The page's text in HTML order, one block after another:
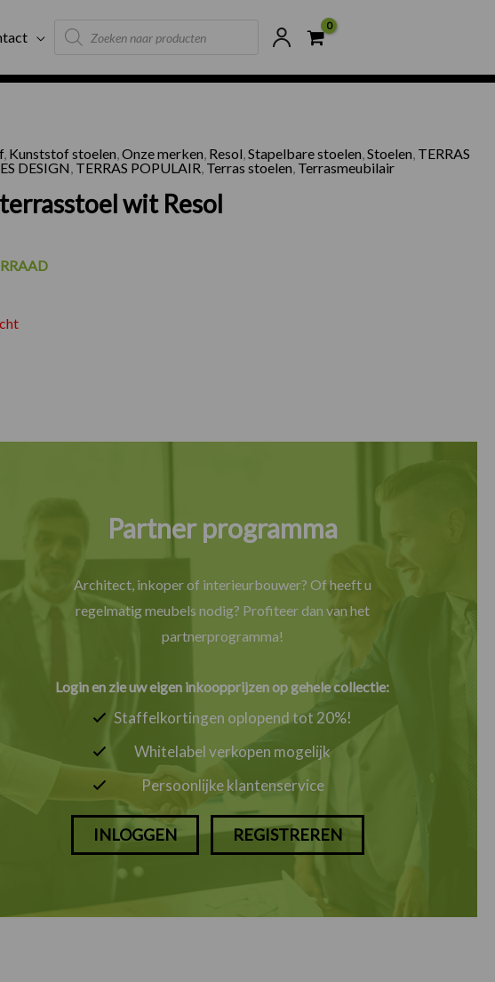
Products
search
Externe voorraad Scherpste prijzen van NL
, Kunststof stoelen,Onze merken, Resol,Stapelbare stoelen,Stoelen, TERRAS
DESIGN, TERRAS POPULAIR, Terras stoelen, Terrasmeubilair
wit Resol
Partner programma
Architect, inkoper of interieurbouwer? Of heeft u
regelmatig meubels nodig? Profiteer dan van het
partnerprogramma!
Login en zie uw eigen inkoopprijzen op gehele collectie:
Staffelkortingen oplopend tot 20%!
Whitelabel verkopen mogelijk
Persoonlijke klantenservice
INLOGGEN REGISTREREN